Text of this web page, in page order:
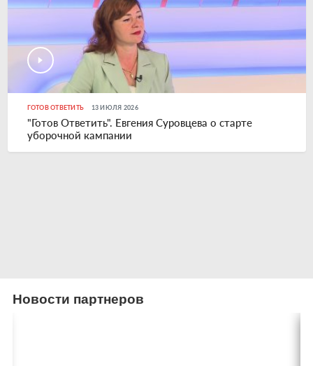
ГОТОВ ОТВЕТИТЬ 13 ИЮЛЯ 2026
"Готов Ответить". Евгения Суровцева о старте
уборочной кампании
Новости партнеров